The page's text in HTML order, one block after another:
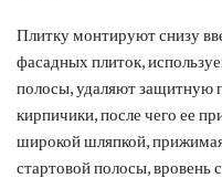
Плитку монтируют снизу
фасадных плиток,
полосы, удаляют защитную
кирпичики, после чего ее
широкой шляпкой,
стартовой полосы, вровень